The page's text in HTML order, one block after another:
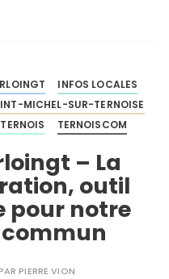
INFOS LOCALES
MICHEL-SUR-TERNOISE
TERNOIS TERNOISCOM
– La
outil
pour notre
PIERRE VION